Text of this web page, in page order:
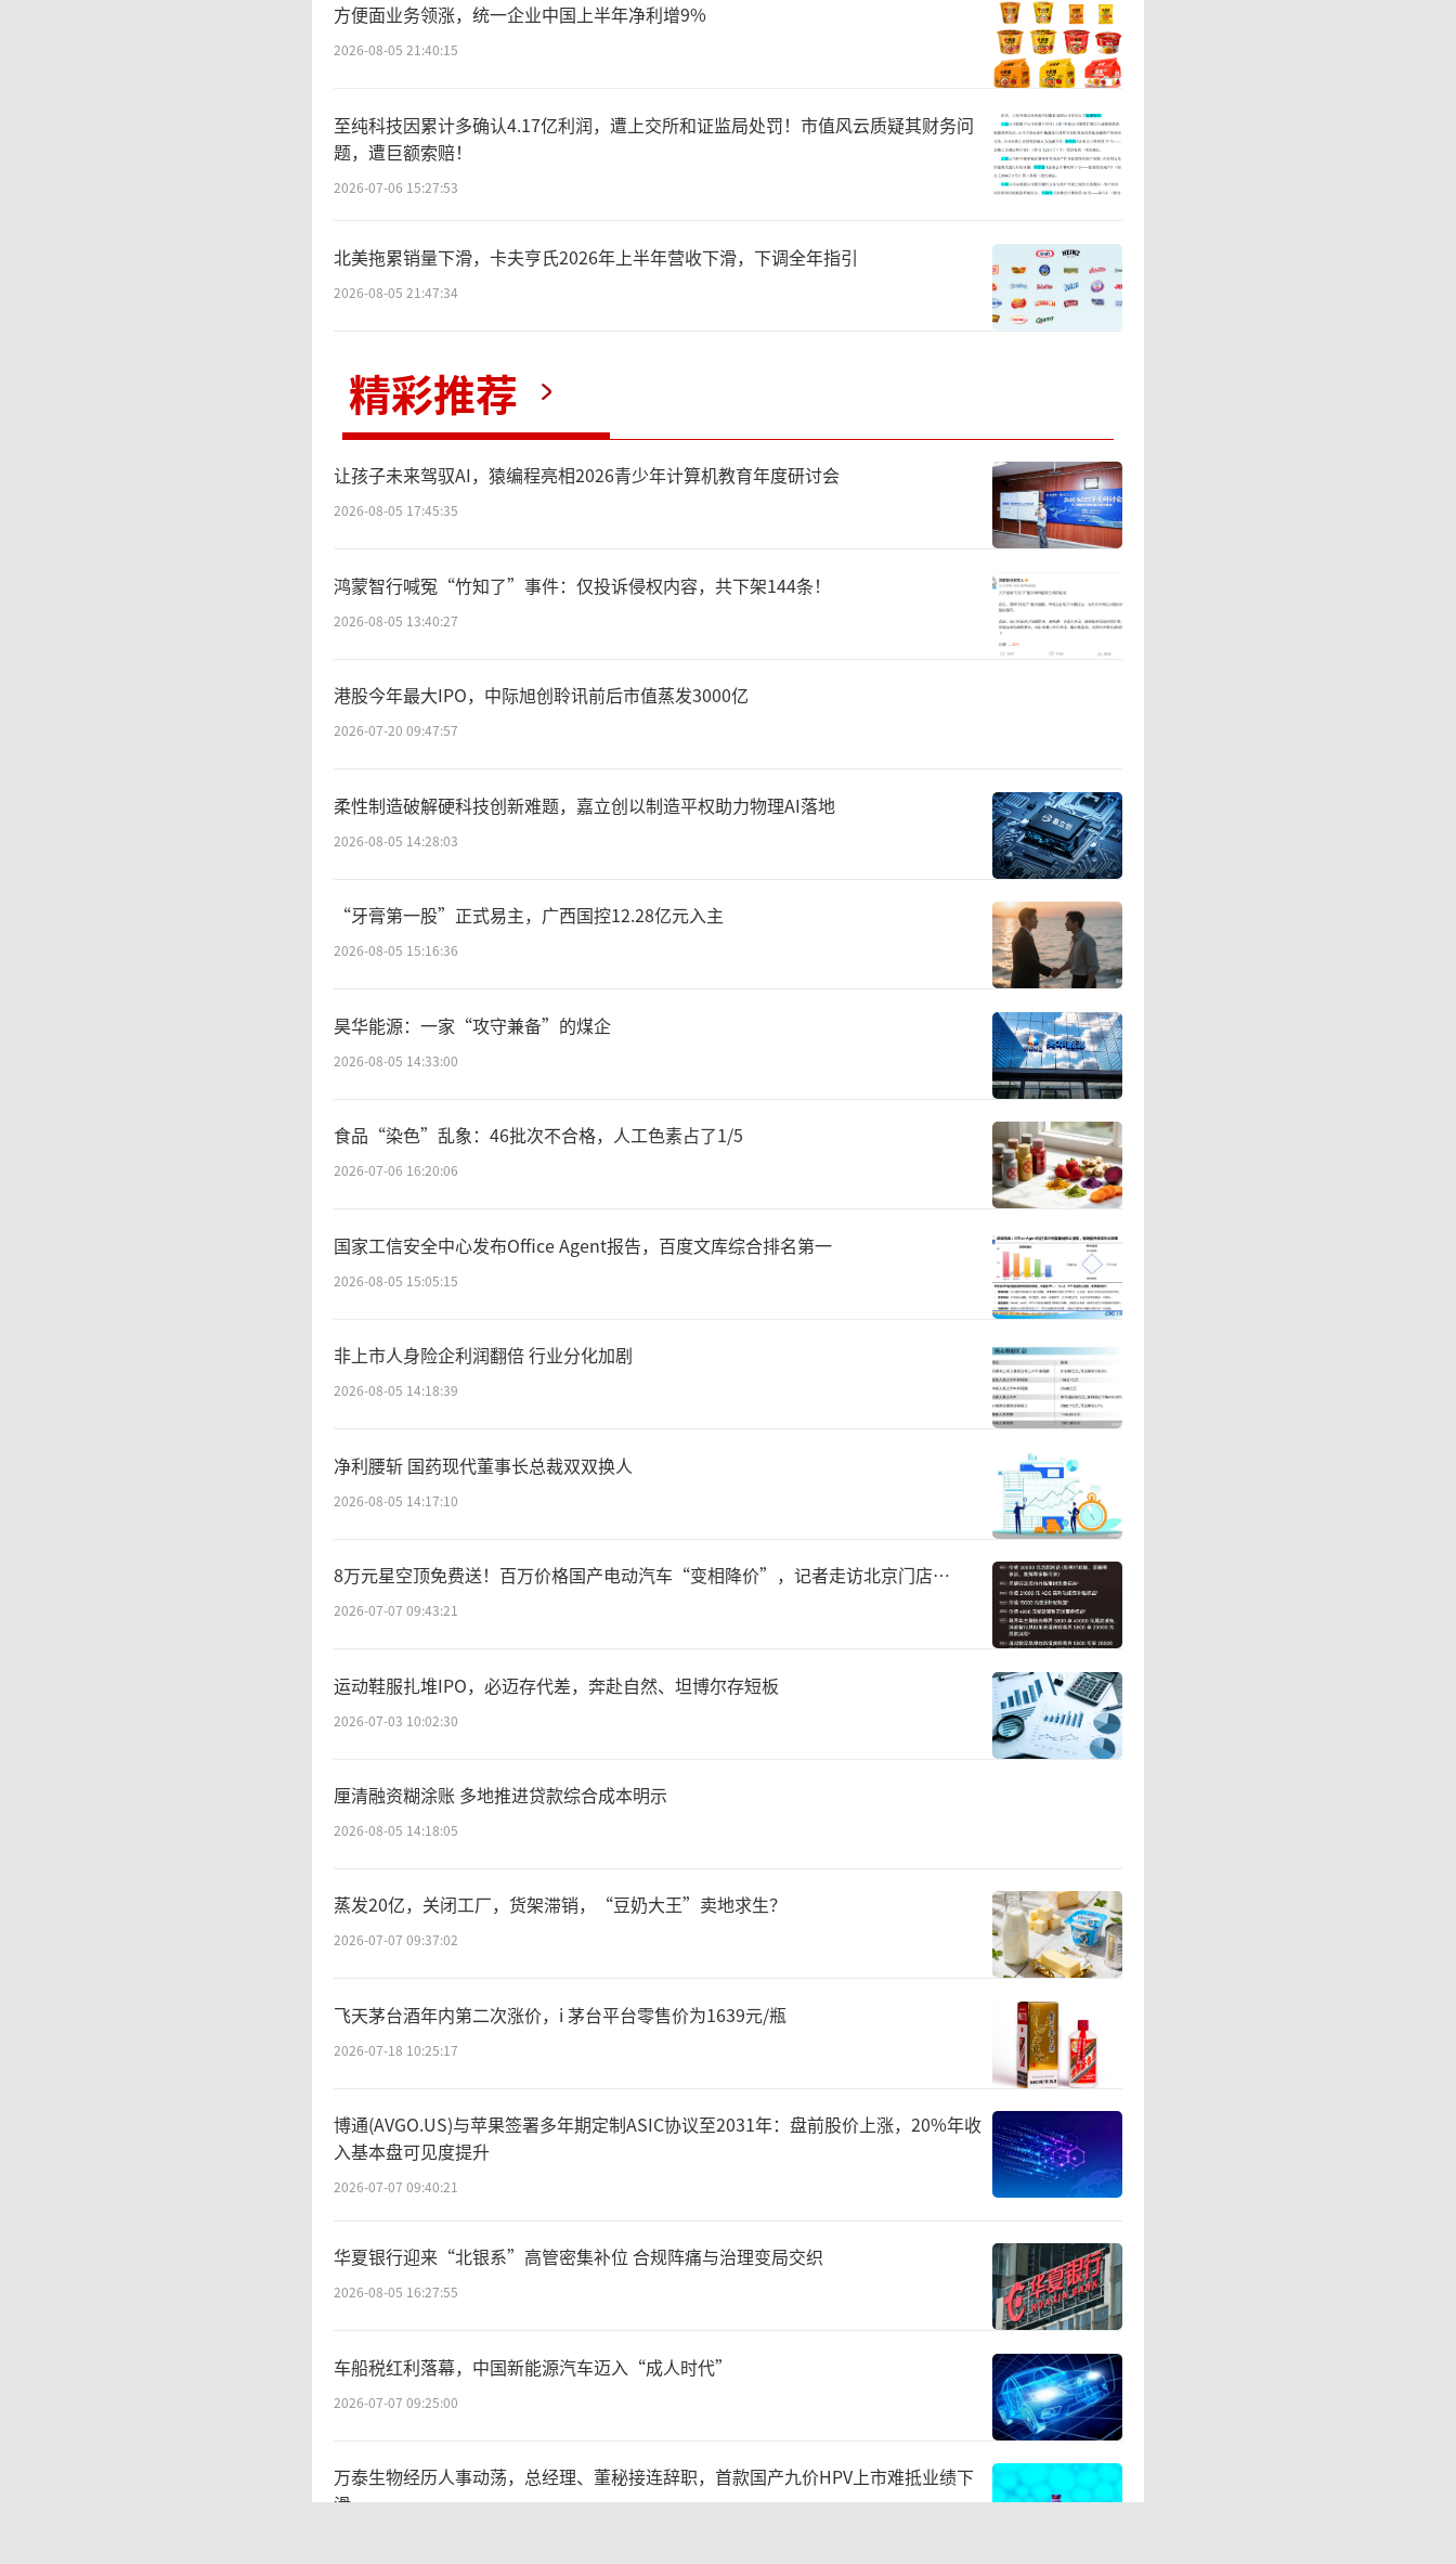
会，提出“1+2+5”战略：1指超级娱乐空间，
2指国内国际两大市场，5指院线、影视剧集、
战略投资、潮玩和游戏5大业务板块。
诚如此次发布会所展示的，院线行业增长
逻辑正在重构，高增长的背后是万达电影全新
商业模型初步跑通的自然结果。
373%高增长的背后：院线基本盘如
何“强者恒强”
“电影市场真回暖了吗？”过去两年，投
受访中谈到，电影市场的繁荣靠好内容支
撑：“有源源不断的好内容，市场自然会
好。”
2025年的行业复苏印证了她的观点。今年
电影市场好片不断，开年就赶上了《哪吒2》
这样的现象级作品；《唐探1900》取得36.12
亿元票房，获得上半年票房榜亚军。暑期档也
比往年更加热闹，截至8月26日，《南京照相
馆》票房为27.84亿元，有望成为2025年暑期
档冠军；动画电影《浪浪山小妖怪》票房13.1
1亿，《长安的荔枝》票房达6.76亿，暑期档
整体票房破110亿。其中，万达电影是《唐探1
900》《南京照相馆》等作品的出品方。
图说：万达电影BI系统&拓普智库数据可反映出，2025年上半年
票房前三中，万达电影均为院线贡献第一的院线公司，其中万达
方便面业务领涨，统一企业中国上半年净利增9%
2026-08-05 21:40:15
至纯科技因累计多确认4.17亿利润，遭上交所和证监局处罚！市值风云质疑其财务问
题，遭巨额索赔！
2026-07-06 15:27:53
北美拖累销量下滑，卡夫亨氏2026年上半年营收下滑，下调全年指引
2026-08-05 21:47:34
精彩推荐
让孩子未来驾驭AI，猿编程亮相2026青少年计算机教育年度研讨会
2026-08-05 17:45:35
鸿蒙智行喊冤“竹知了”事件：仅投诉侵权内容，共下架144条！
2026-08-05 13:40:27
港股今年最大IPO，中际旭创聆讯前后市值蒸发3000亿
2026-07-20 09:47:57
柔性制造破解硬科技创新难题，嘉立创以制造平权助力物理AI落地
2026-08-05 14:28:03
“牙膏第一股”正式易主，广西国控12.28亿元入主
2026-08-05 15:16:36
昊华能源：一家“攻守兼备”的煤企
2026-08-05 14:33:00
食品“染色”乱象：46批次不合格，人工色素占了1/5
2026-07-06 16:20:06
国家工信安全中心发布Office Agent报告，百度文库综合排名第一
2026-08-05 15:05:15
非上市人身险企利润翻倍 行业分化加剧
2026-08-05 14:18:39
净利腰斩 国药现代董事长总裁双双换人
2026-08-05 14:17:10
8万元星空顶免费送！百万价格国产电动汽车“变相降价”，记者走访北京门店…
2026-07-07 09:43:21
运动鞋服扎堆IPO，必迈存代差，奔赴自然、坦博尔存短板
2026-07-03 10:02:30
厘清融资糊涂账 多地推进贷款综合成本明示
2026-08-05 14:18:05
蒸发20亿，关闭工厂，货架滞销，“豆奶大王”卖地求生？
2026-07-07 09:37:02
飞天茅台酒年内第二次涨价，i 茅台平台零售价为1639元/瓶
2026-07-18 10:25:17
博通(AVGO.US)与苹果签署多年期定制ASIC协议至2031年：盘前股价上涨，20%年收
入基本盘可见度提升
2026-07-07 09:40:21
华夏银行迎来“北银系”高管密集补位 合规阵痛与治理变局交织
2026-08-05 16:27:55
车船税红利落幕，中国新能源汽车迈入“成人时代”
2026-07-07 09:25:00
万泰生物经历人事动荡，总经理、董秘接连辞职，首款国产九价HPV上市难抵业绩下
滑